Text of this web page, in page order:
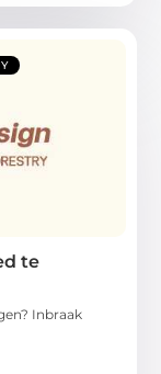
te
Inbraak